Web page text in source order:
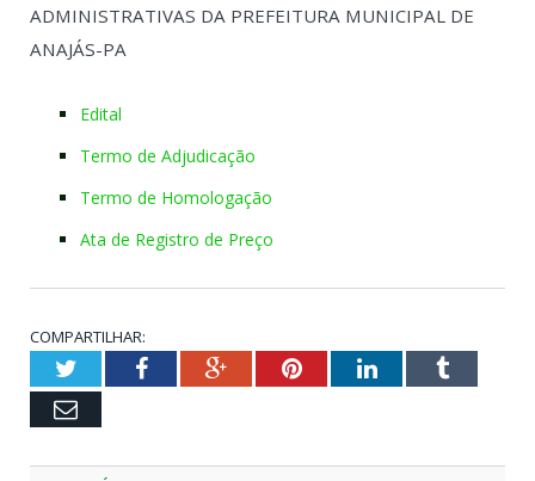
ADMINISTRATIVAS DA PREFEITURA MUNICIPAL DE
ANAJÁS-PA
Edital
Termo de Adjudicação
Termo de Homologação
Ata de Registro de Preço
COMPARTILHAR:
TwitterFacebookGoogle+PinterestLinkedInTumblr
Email